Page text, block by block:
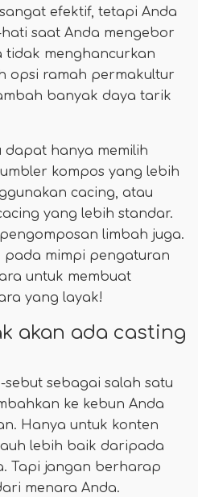
efektif, tetapi Anda
saat Anda mengebor
tidak menghancurkan
opsi ramah permakultur
banyak daya tarik
dapat hanya memilih
kompos yang lebih
cacing, atau
yang lebih standar.
limbah juga.
pada mimpi pengaturan
untuk membuat
yang layak!
akan ada casting
sebagai salah satu
ke kebun Anda
Hanya untuk konten
lebih baik daripada
Tapi jangan berharap
menara Anda.